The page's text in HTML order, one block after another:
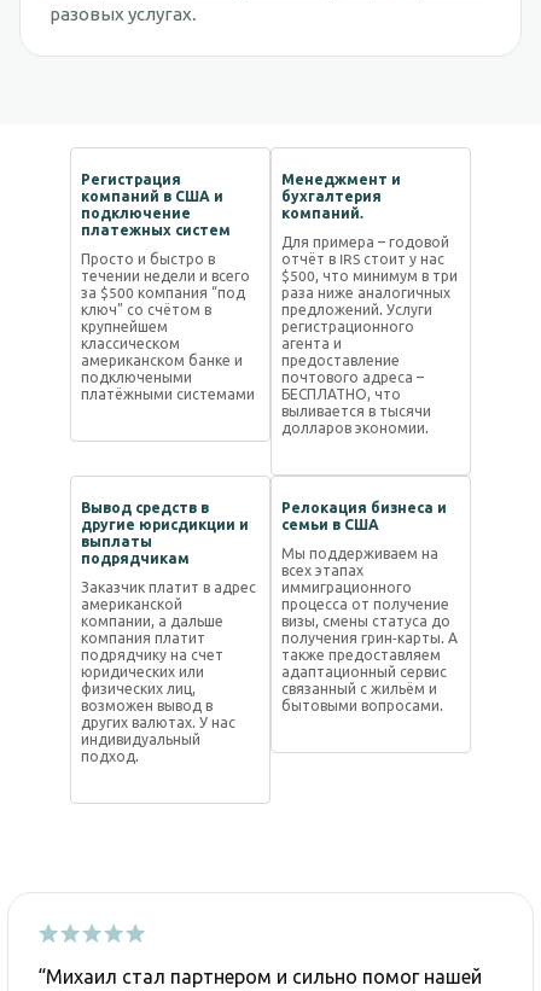
разовых услугах.
Регистрация
компаний в США и
подключение
платежных систем
Просто и быстро в
течении недели и всего
за $500 компания “под
ключ” со счётом в
крупнейшем
классическом
американском банке и
подключеными
платёжными системами
Менеджмент и
бухгалтерия
компаний.
Для примера – годовой
отчёт в IRS стоит у нас
$500, что минимум в три
раза ниже аналогичных
предложений. Услуги
регистрационного
агента и
предоставление
почтового адреса –
БЕСПЛАТНО, что
выливается в тысячи
долларов экономии.
Вывод средств в
другие юрисдикции и
выплаты
подрядчикам
Заказчик платит в адрес
американской
компании, а дальше
компания платит
подрядчику на счет
юридических или
физических лиц,
возможен вывод в
других валютах. У нас
индивидуальный
подход.
Релокация бизнеса и
семьи в США
Мы поддерживаем на
всех этапах
иммиграционного
процесса от получение
визы, смены статуса до
получения грин-карты. А
также предоставляем
адаптационный сервис
связанный с жильём и
бытовыми вопросами.
“Михаил стал партнером и сильно помог нашей